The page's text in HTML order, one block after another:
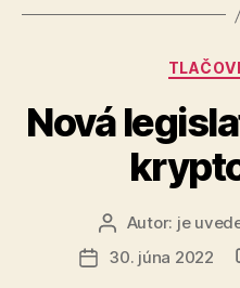
Nová
Autor
článku
Autor: je
Dátum30. júna 2022